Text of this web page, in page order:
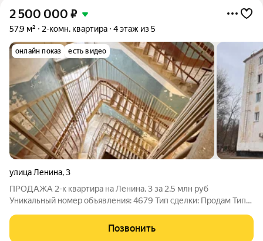
2 500 000 ₽
57,9 м² 2-комн. квартира 4 этаж из 5
онлайн показ есть видео
улица Ленина,3
ПРОДАЖА 2-к квартира на Ленина, 3 за 2,5 млн руб
Уникальный номер объявления: 4679 Тип сделки: Продам Тип
Цена: 2.5 млн. руб. Продажа Описание: Комнаты 25/16 Кухня 6
Новые окна ПВХ Один
Позвонить